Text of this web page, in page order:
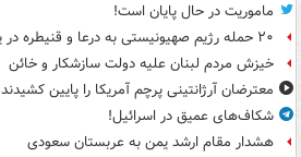
ماموریت در حال پایان است!
۲۰ حمله رژیم صهیونیستی به درعا و قنیطره در یک هفته
خیزش مردم لبنان علیه دولت سازشکار و خائن
معترضان آرژانتینی پرچم آمریکا را پایین کشیدند
شکاف‌های عمیق در اسرائیل!
هشدار مقام ارشد یمن به عربستان سعودی